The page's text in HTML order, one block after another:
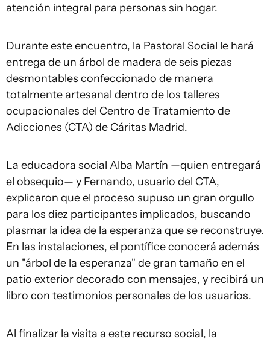
atención integral para personas sin hogar.
Durante este encuentro, la Pastoral Social le hará
entrega de un árbol de madera de seis piezas
desmontables confeccionado de manera
totalmente artesanal dentro de los talleres
ocupacionales del Centro de Tratamiento de
Adicciones (CTA) de Cáritas Madrid.
La educadora social Alba Martín —quien entregará
el obsequio— y Fernando, usuario del CTA,
explicaron que el proceso supuso un gran orgullo
para los diez participantes implicados, buscando
plasmar la idea de la esperanza que se reconstruye.
En las instalaciones, el pontífice conocerá además
un "árbol de la esperanza" de gran tamaño en el
patio exterior decorado con mensajes, y recibirá un
libro con testimonios personales de los usuarios.
Al finalizar la visita a este recurso social, la